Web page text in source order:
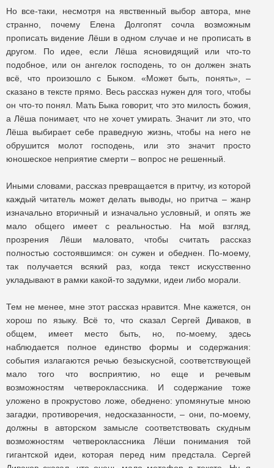
Но все-таки, несмотря на явственный выбор автора, мне
странно, почему Елена Долгопят сочла возможным
прописать видение Лёши в одном случае и не прописать в
другом. По идее, если Лёша ясновидящий или что-то
подобное, или он ангелок господень, то он должен знать
всё, что произошло с Быком. «Может быть, понять», –
сказано в тексте прямо. Весь рассказ нужен для того, чтобы
он что-то понял. Мать Быка говорит, что это милость божия,
а Лёша понимает, что не хочет умирать. Значит ли это, что
Лёша выбирает себе праведную жизнь, чтобы на него не
обрушится молот господень, или это значит просто
юношеское неприятие смерти – вопрос не решенный.
Иными словами, рассказ превращается в притчу, из которой
каждый читатель может делать выводы, но притча – жанр
изначально вторичный и изначально условный, и опять же
мало общего имеет с реальностью. На мой взгляд,
прозрения Лёши маловато, чтобы считать рассказ
полностью состоявшимся: он сужен и обеднен. По-моему,
так получается всякий раз, когда текст искусственно
укладывают в рамки какой-то задумки, идеи либо морали.
Тем не менее, мне этот рассказ нравится. Мне кажется, он
хорош по языку. Всё то, что сказал Сергей Диваков, в
общем, имеет место быть, но, по-моему, здесь
наблюдается полное единство формы и содержания:
события излагаются речью безыскусной, соответствующей
мало того что восприятию, но еще и речевым
возможностям четвероклассника. И содержание тоже
уложено в прокрустово ложе, обеднено: упомянутые мною
загадки, противоречия, недосказанности, – они, по-моему,
должны в авторском замысле соответствовать скудным
возможностям четвероклассника Лёши понимания той
гигантской идеи, которая перед ним предстала. Сергей